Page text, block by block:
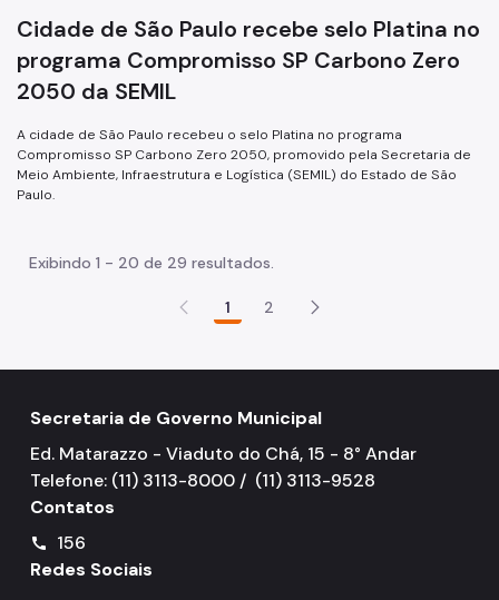
Cidade de São Paulo recebe selo Platina no
programa Compromisso SP Carbono Zero
2050 da SEMIL
A cidade de São Paulo recebeu o selo Platina no programa
Compromisso SP Carbono Zero 2050, promovido pela Secretaria de
Meio Ambiente, Infraestrutura e Logística (SEMIL) do Estado de São
Paulo.
Exibindo 1 - 20 de 29 resultados.
1 2
Secretaria de Governo Municipal
Ed. Matarazzo - Viaduto do Chá, 15 - 8° Andar
Telefone: (11) 3113-8000 / (11) 3113-9528
Contatos
call
156
Redes Sociais